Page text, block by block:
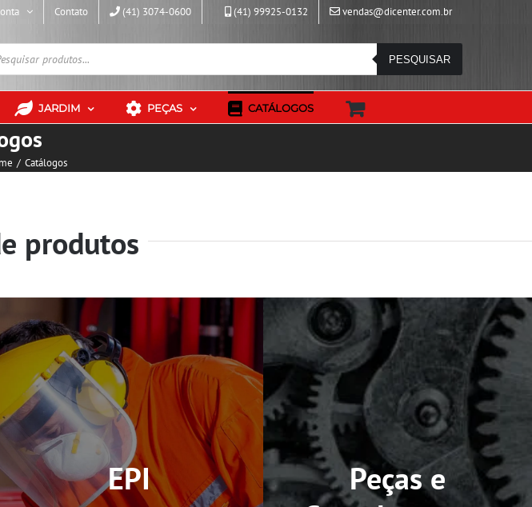
Contato (41) 3074-0600 (41) 99925-0132 vendas@dicenter.com.br
PESQUISAR
JARDIM PEÇAS CATÁLOGOS
Catálogos
produtos
EPI
Peças e